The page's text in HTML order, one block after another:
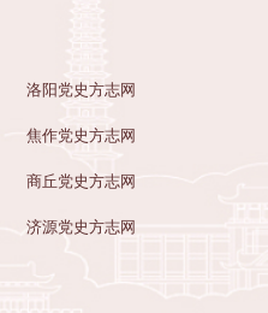
洛阳党史方志网
焦作党史方志网
商丘党史方志网
济源党史方志网